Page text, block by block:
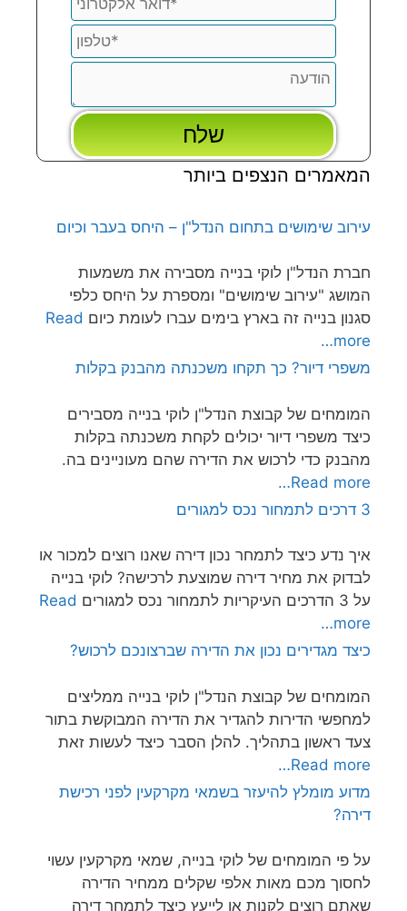
המאמרים הנצפים ביותר
עירוב שימושים בתחום הנדל"ן – היחס בעבר וכיום
חברת הנדל"ן לוקי בנייה מסבירה את משמעות
המושג "עירוב שימושים" ומספרת על היחס כלפי
סגנון בנייה זה בארץ בימים עברו לעומת כיום Read
more…
משפרי דיור? כך תקחו משכנתה מהבנק בקלות
המומחים של קבוצת הנדל"ן לוקי בנייה מסבירים
כיצד משפרי דיור יכולים לקחת משכנתה בקלות
מהבנק כדי לרכוש את הדירה שהם מעוניינים בה.
Read more…
3 דרכים לתמחור נכס למגורים
איך נדע כיצד לתמחר נכון דירה שאנו רוצים למכור או
לבדוק את מחיר דירה שמוצעת לרכישה? לוקי בנייה
על 3 הדרכים העיקריות לתמחור נכס למגורים
Read
more…
כיצד מגדירים נכון את הדירה שברצונכם לרכוש?
המומחים של קבוצת הנדל"ן לוקי בנייה ממליצים
למחפשי הדירות להגדיר את הדירה המבוקשת בתור
צעד ראשון בתהליך. להלן הסבר כיצד לעשות זאת
Read more…
מדוע מומלץ להיעזר בשמאי מקרקעין לפני רכישת
דירה?
על פי המומחים של לוקי בנייה, שמאי מקרקעין עשוי
לחסוך מכם מאות אלפי שקלים ממחיר הדירה
שאתם רוצים לקנות או לייעץ כיצד לתמחר דירה